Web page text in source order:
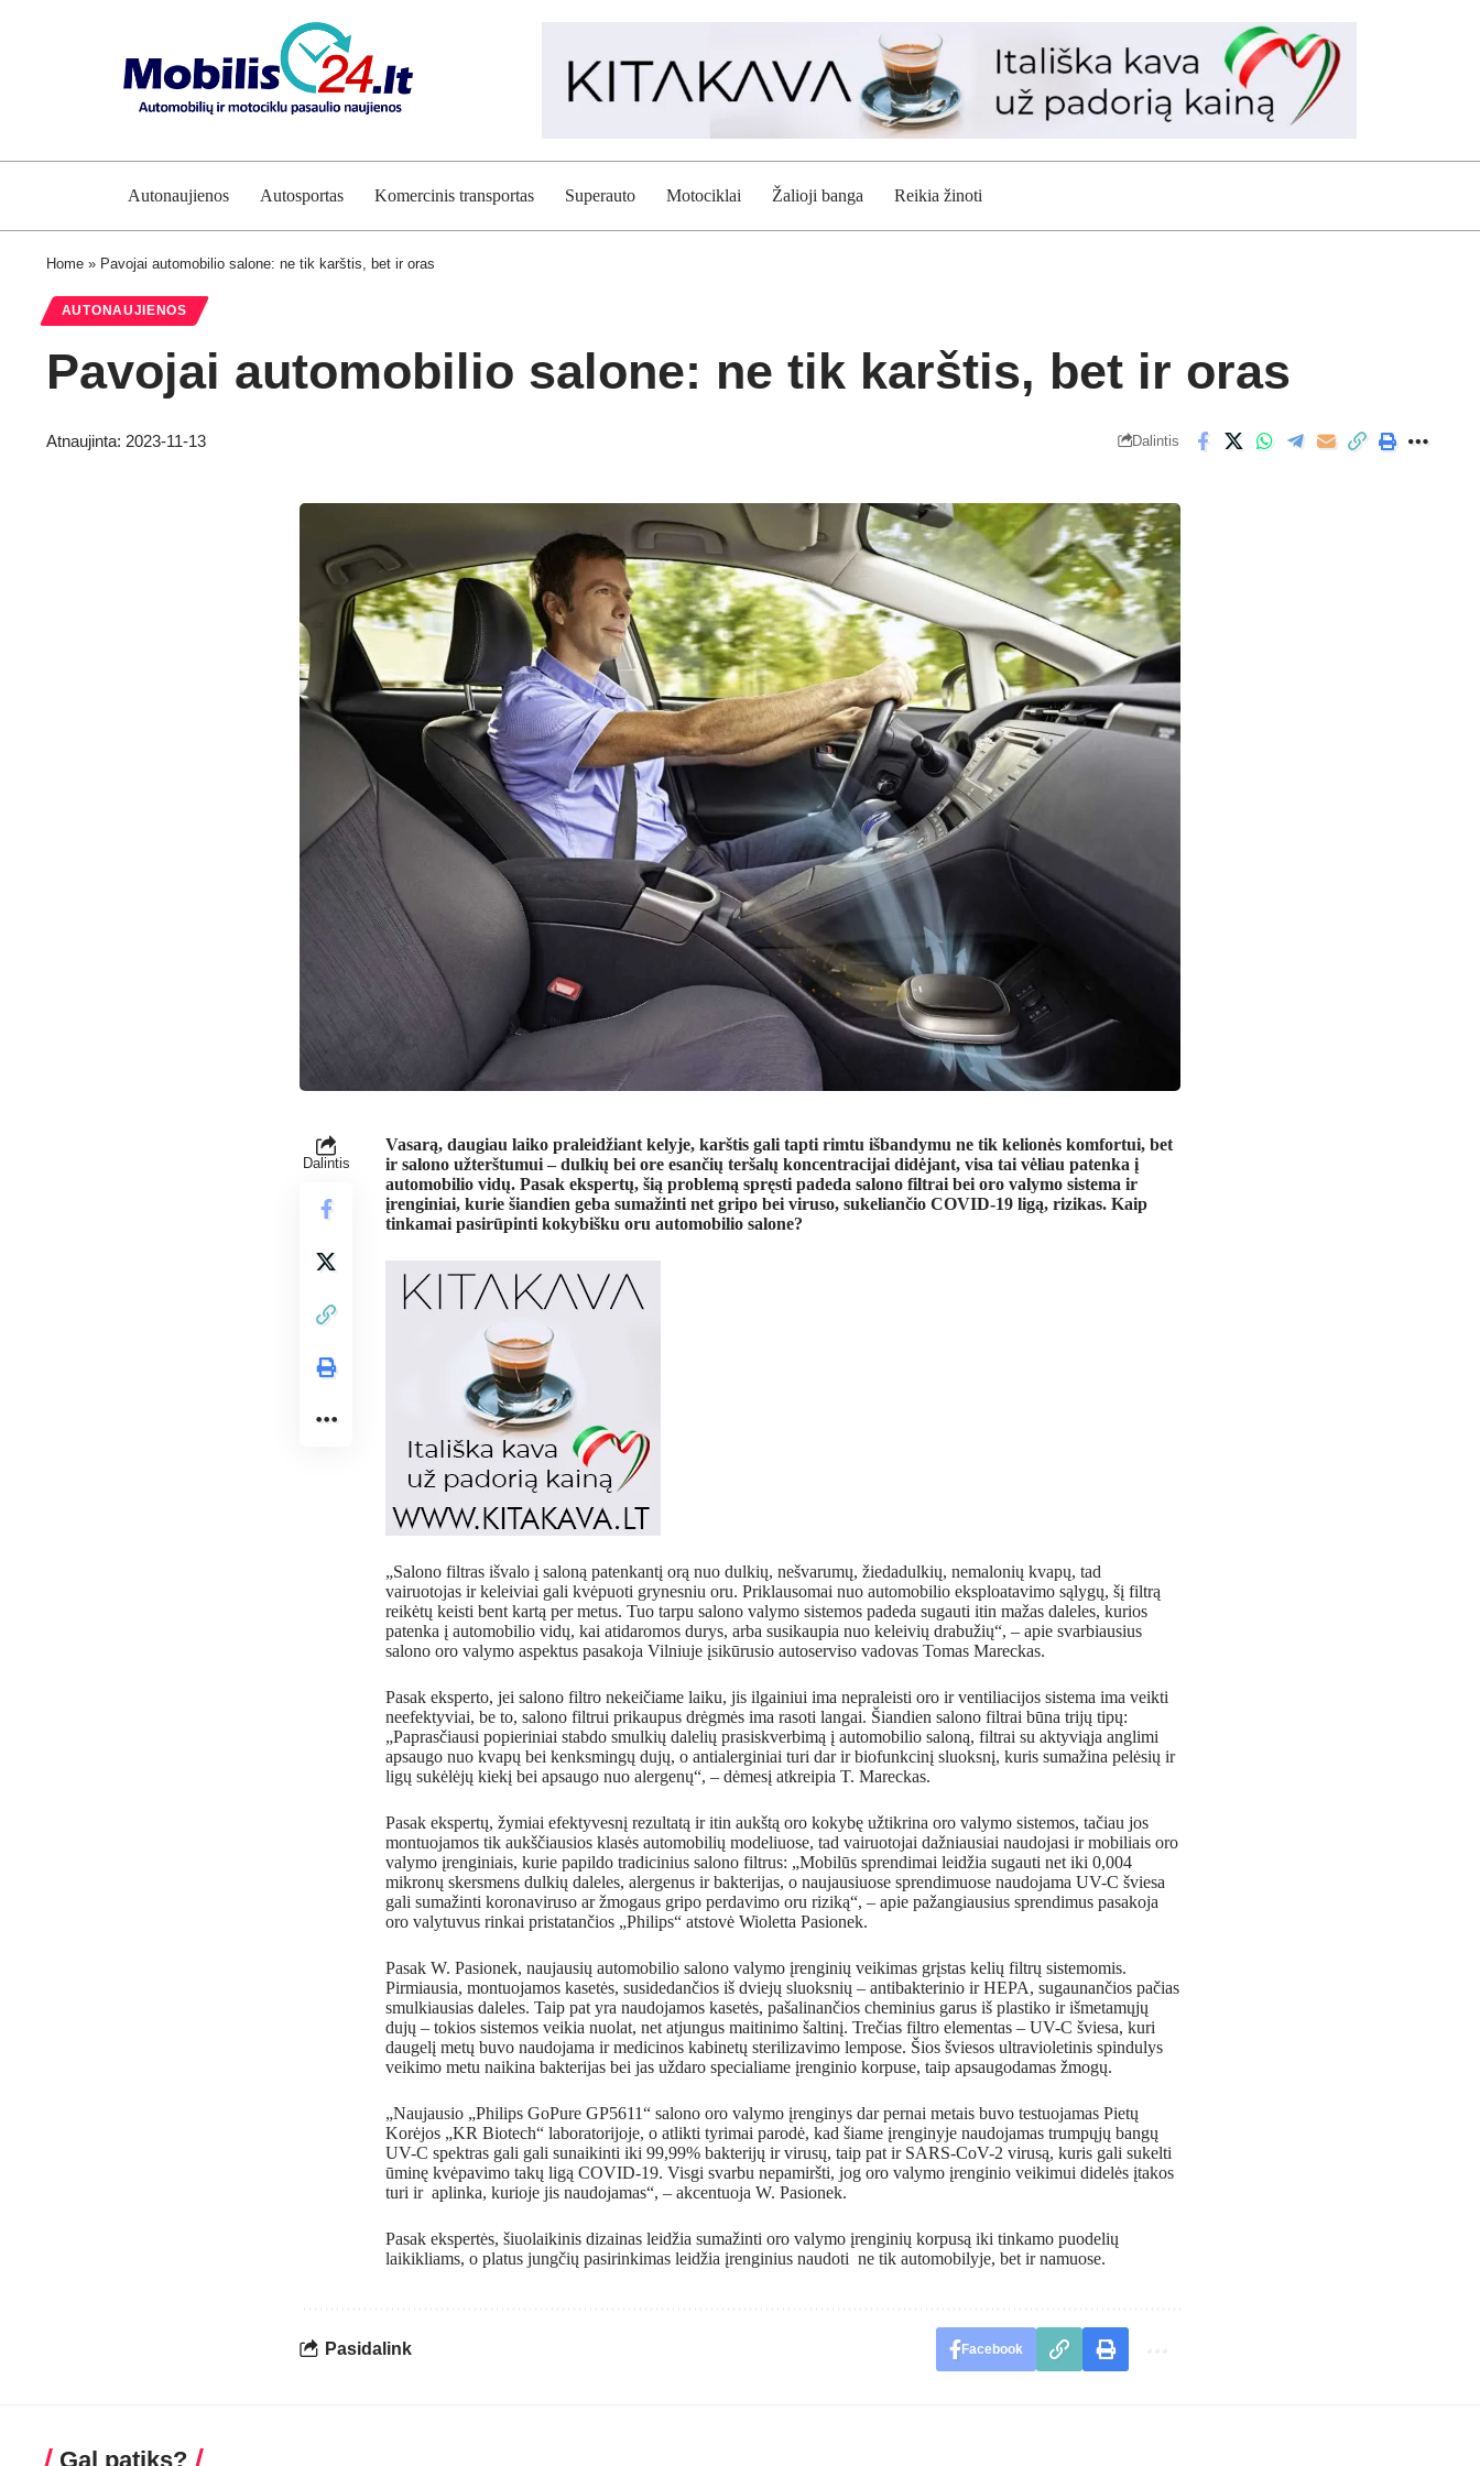
Autonaujienos Autosportas Komercinis transportas Superauto Motociklai Žalioji banga Reikia žinoti
Home » Pavojai automobilio salone: ne tik karštis, bet ir oras
AUTONAUJIENOS
Pavojai automobilio salone: ne tik karštis, bet ir oras
Atnaujinta: 2023-11-13 Dalintis
Dalintis
Vasarą, daugiau laiko praleidžiant kelyje, karštis gali tapti rimtu išbandymu ne tik kelionės komfortui, bet
ir salono užterštumui – dulkių bei ore esančių teršalų koncentracijai didėjant, visa tai vėliau patenka į
automobilio vidų. Pasak ekspertų, šią problemą spręsti padeda salono filtrai bei oro valymo sistema ir
įrenginiai, kurie šiandien geba sumažinti net gripo bei viruso, sukeliančio COVID-19 ligą, rizikas. Kaip
tinkamai pasirūpinti kokybišku oru automobilio salone?
„Salono filtras išvalo į saloną patenkantį orą nuo dulkių, nešvarumų, žiedadulkių, nemalonių kvapų, tad
vairuotojas ir keleiviai gali kvėpuoti grynesniu oru. Priklausomai nuo automobilio eksploatavimo sąlygų, šį filtrą
reikėtų keisti bent kartą per metus. Tuo tarpu salono valymo sistemos padeda sugauti itin mažas daleles, kurios
patenka į automobilio vidų, kai atidaromos durys, arba susikaupia nuo keleivių drabužių“, – apie svarbiausius
salono oro valymo aspektus pasakoja Vilniuje įsikūrusio autoserviso vadovas Tomas Mareckas.
Pasak eksperto, jei salono filtro nekeičiame laiku, jis ilgainiui ima nepraleisti oro ir ventiliacijos sistema ima veikti
neefektyviai, be to, salono filtrui prikaupus drėgmės ima rasoti langai. Šiandien salono filtrai būna trijų tipų:
„Paprasčiausi popieriniai stabdo smulkių dalelių prasiskverbimą į automobilio saloną, filtrai su aktyviąja anglimi
apsaugo nuo kvapų bei kenksmingų dujų, o antialerginiai turi dar ir biofunkcinį sluoksnį, kuris sumažina pelėsių ir
ligų sukėlėjų kiekį bei apsaugo nuo alergenų“, – dėmesį atkreipia T. Mareckas.
Pasak ekspertų, žymiai efektyvesnį rezultatą ir itin aukštą oro kokybę užtikrina oro valymo sistemos, tačiau jos
montuojamos tik aukščiausios klasės automobilių modeliuose, tad vairuotojai dažniausiai naudojasi ir mobiliais oro
valymo įrenginiais, kurie papildo tradicinius salono filtrus: „Mobilūs sprendimai leidžia sugauti net iki 0,004
mikronų skersmens dulkių daleles, alergenus ir bakterijas, o naujausiuose sprendimuose naudojama UV-C šviesa
gali sumažinti koronaviruso ar žmogaus gripo perdavimo oru riziką“, – apie pažangiausius sprendimus pasakoja
oro valytuvus rinkai pristatančios „Philips“ atstovė Wioletta Pasionek.
Pasak W. Pasionek, naujausių automobilio salono valymo įrenginių veikimas grįstas kelių filtrų sistemomis.
Pirmiausia, montuojamos kasetės, susidedančios iš dviejų sluoksnių – antibakterinio ir HEPA, sugaunančios pačias
smulkiausias daleles. Taip pat yra naudojamos kasetės, pašalinančios cheminius garus iš plastiko ir išmetamųjų
dujų – tokios sistemos veikia nuolat, net atjungus maitinimo šaltinį. Trečias filtro elementas – UV-C šviesa, kuri
daugelį metų buvo naudojama ir medicinos kabinetų sterilizavimo lempose. Šios šviesos ultravioletinis spindulys
veikimo metu naikina bakterijas bei jas uždaro specialiame įrenginio korpuse, taip apsaugodamas žmogų.
„Naujausio „Philips GoPure GP5611“ salono oro valymo įrenginys dar pernai metais buvo testuojamas Pietų
Korėjos „KR Biotech“ laboratorijoje, o atlikti tyrimai parodė, kad šiame įrenginyje naudojamas trumpųjų bangų
UV-C spektras gali gali sunaikinti iki 99,99% bakterijų ir virusų, taip pat ir SARS-CoV-2 virusą, kuris gali sukelti
ūminę kvėpavimo takų ligą COVID-19. Visgi svarbu nepamiršti, jog oro valymo įrenginio veikimui didelės įtakos
turi ir aplinka, kurioje jis naudojamas“, – akcentuoja W. Pasionek.
Pasak ekspertės, šiuolaikinis dizainas leidžia sumažinti oro valymo įrenginių korpusą iki tinkamo puodelių
laikikliams, o platus jungčių pasirinkimas leidžia įrenginius naudoti ne tik automobilyje, bet ir namuose.
Pasidalink Facebook
Gal patiks?